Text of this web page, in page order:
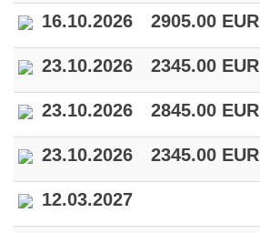
16.10.2026 2905.00 EUR
23.10.2026 2345.00 EUR
23.10.2026 2845.00 EUR
23.10.2026 2345.00 EUR
12.03.2027